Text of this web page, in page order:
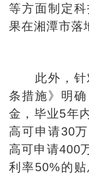
等方面制定
果在湘潭市落
此外，
条措施》明
金，毕业5年
高可申请30
高可申请400
利率50%的